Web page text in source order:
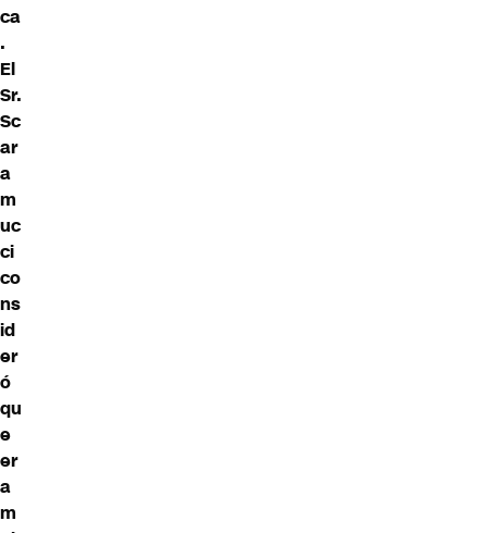
ca
.
El
Sr.
Sc
ar
a
m
uc
ci
co
ns
id
er
ó
qu
e
er
a
m